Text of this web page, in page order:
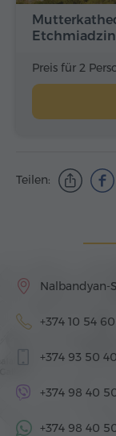
Preis für 2
Teilen:
Nalbandyan-
+374 10 54
+374 93 50
+374 98 40
+374 98 40